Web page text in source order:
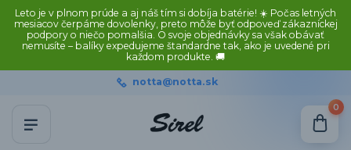
Leto je v plnom prúde a aj náš tím si dobíja batérie! ☀️ Počas letných
mesiacov čerpáme dovolenky, preto môže byť odpoveď zákazníckej
podpory o niečo pomalšia. O svoje objednávky sa však obávať
nemusíte – balíky expedujeme štandardne tak, ako je uvedené pri
každom produkte. 🚚
notta@notta.sk
0